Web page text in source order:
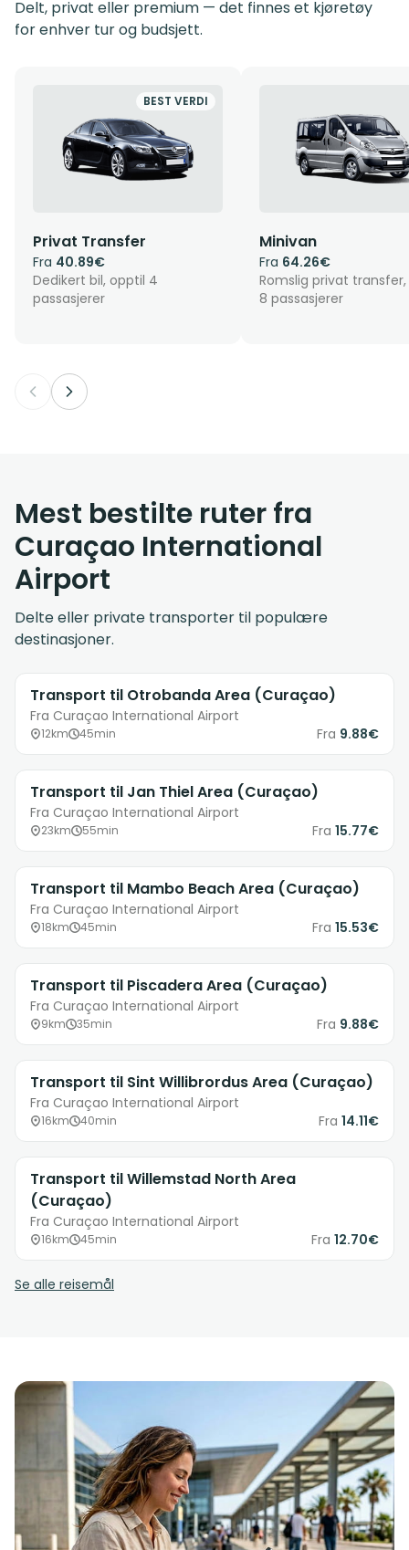
Delt, privat eller premium — det finnes et kjøretøy
for enhver tur og budsjett.
BEST VERDI
Privat Transfer
Fra 40.89€
Dedikert bil, opptil 4
passasjerer
Minivan
Fra 64.26€
Romslig privat
8 passasjerer
Mest bestilte ruter fra
Curaçao International
Airport
Delte eller private transporter til populære
destinasjoner.
Transport til Otrobanda Area (Curaçao)
Fra Curaçao International Airport
12km 45min Fra 9.88€
Transport til Jan Thiel Area (Curaçao)
Fra Curaçao International Airport
23km 55min Fra 15.77€
Transport til Mambo Beach Area (Curaçao)
Fra Curaçao International Airport
18km 45min Fra 15.53€
Transport til Piscadera Area (Curaçao)
Fra Curaçao International Airport
9km 35min Fra 9.88€
Transport til Sint Willibrordus Area (Curaçao)
Fra Curaçao International Airport
16km 40min Fra 14.11€
Transport til Willemstad North Area
(Curaçao)
Fra Curaçao International Airport
16km 45min Fra 12.70€
Se alle reisemål